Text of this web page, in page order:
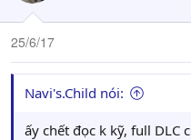
25/6/17
Navi's.Child nói:
ấy chết đọc k kỹ, full DLC